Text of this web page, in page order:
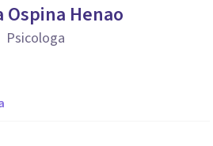
Ospina Henao
Psicologa